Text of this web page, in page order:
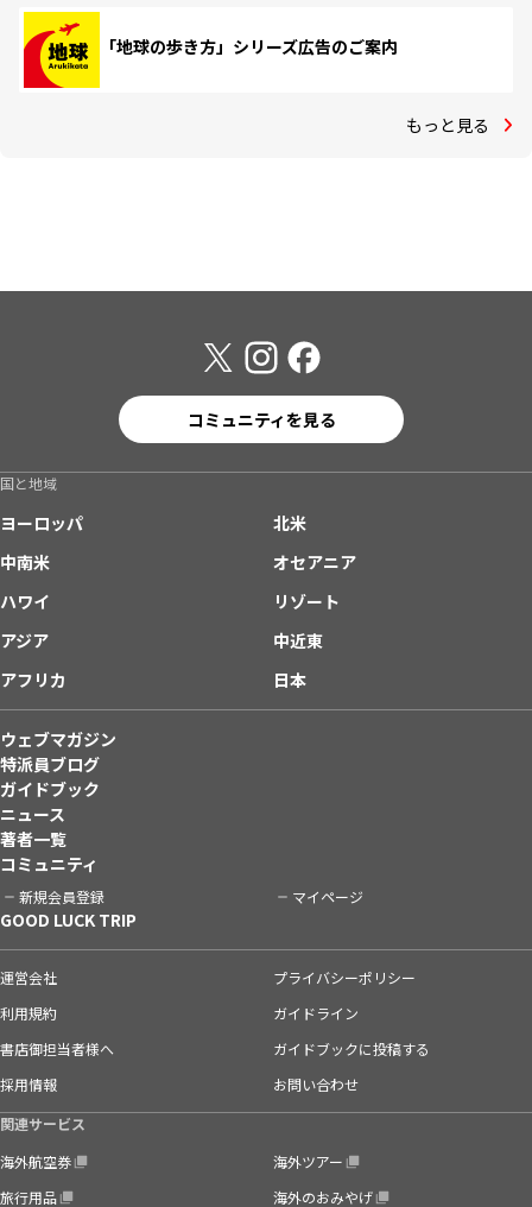
「地球の歩き方」シリーズ広告のご案内
もっと見る
コミュニティを見る
国と地域
ヨーロッパ
北米
中南米
オセアニア
ハワイ
リゾート
アジア
中近東
アフリカ
日本
ウェブマガジン
特派員ブログ
ガイドブック
ニュース
著者一覧
コミュニティ
新規会員登録 マイページ
GOOD LUCK TRIP
運営会社
プライバシーポリシー
利用規約
ガイドライン
書店御担当者様へ
ガイドブックに投稿する
採用情報
お問い合わせ
関連サービス
海外航空券
海外ツアー
旅行用品
海外のおみやげ